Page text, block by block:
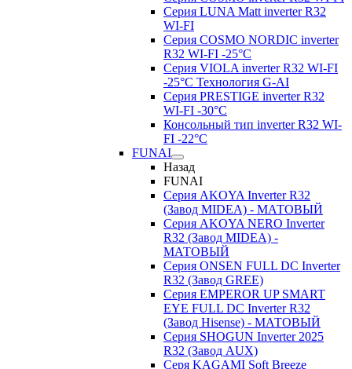
Серия LUNA Matt inverter R32
WI-FI
Серия COSMO NORDIC inverter
R32 WI-FI -25°C
Серия VIOLA inverter R32 WI-FI
-25°C Технология G-AI
Серия PRESTIGE inverter R32
WI-FI -30°C
Консольный тип inverter R32 WI-
FI -22°C
FUNAI
Назад
FUNAI
Серия AKOYA Inverter R32
(Завод MIDEA) - МАТОВЫЙ
Серия AKOYA NERO Inverter
R32 (Завод MIDEA) -
МАТОВЫЙ
Серия ONSEN FULL DC Inverter
R32 (Завод GREE)
Серия EMPEROR UP SMART
EYE FULL DC Inverter R32
(Завод Hisense) - МАТОВЫЙ
Серия SHOGUN Inverter 2025
R32 (Завод AUX)
Серя KAGAMI Soft Breeze